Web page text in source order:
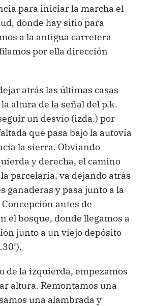
para iniciar la marcha el
donde hay sitio para
a la antigua carretera
por ella dirección
atrás las últimas casas
altura de la señal del p.k.
un desvío (izda.) por
que pasa bajo la autovía
la sierra. Obviando
y derecha, el camino
parcelaria, va dejando atrás
ganaderas y pasa junto a la
antes de
el bosque, donde llegamos a
junto a un viejo depósito
de la izquierda, empezamos
altura. Remontamos una
una alambrada y